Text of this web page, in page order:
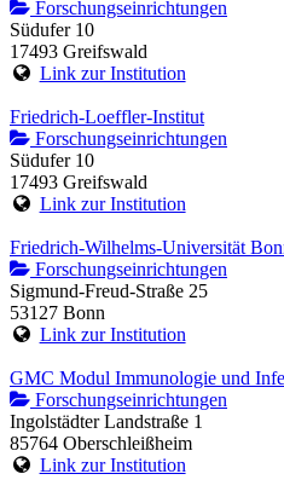
Forschungseinrichtungen
Südufer 10
17493 Greifswald
Link zur Institution
Friedrich-Loeffler-Institut
Forschungseinrichtungen
Südufer 10
17493 Greifswald
Link zur Institution
Friedrich-Wilhelms-Universität
Forschungseinrichtungen
Sigmund-Freud-Straße 25
53127 Bonn
Link zur Institution
GMC Modul Immunologie und
Forschungseinrichtungen
Ingolstädter Landstraße 1
85764 Oberschleißheim
Link zur Institution